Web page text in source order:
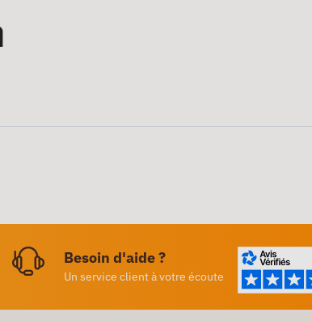
Besoin d'aide ?
Un service client à votre écoute